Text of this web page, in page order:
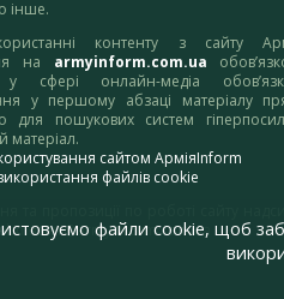
інше.
контенту з сайту
на armyinform.com.ua
у сфері онлайн-медіа
у першому абзаці матеріалу
для пошукових систем
матеріал.
сайтом АрміяInform
файлів cookie
файли cookie, щоб